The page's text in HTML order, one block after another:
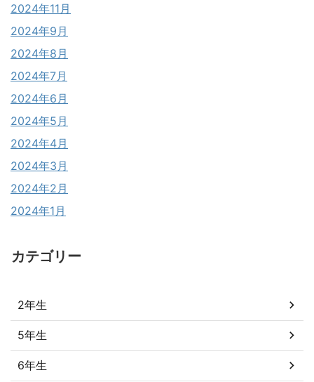
2024年11月
2024年9月
2024年8月
2024年7月
2024年6月
2024年5月
2024年4月
2024年3月
2024年2月
2024年1月
カテゴリー
2年生
5年生
6年生